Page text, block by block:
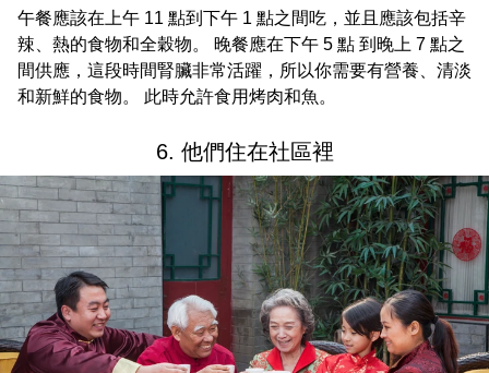
午餐應該在上午 11 點到下午 1 點之間吃，並且應該包括辛
辣、熱的食物和全穀物。 晚餐應在下午 5 點 到晚上 7 點之
間供應，這段時間腎臟非常活躍，所以你需要有營養、清淡
和新鮮的食物。 此時允許食用烤肉和魚。
6. 他們住在社區裡